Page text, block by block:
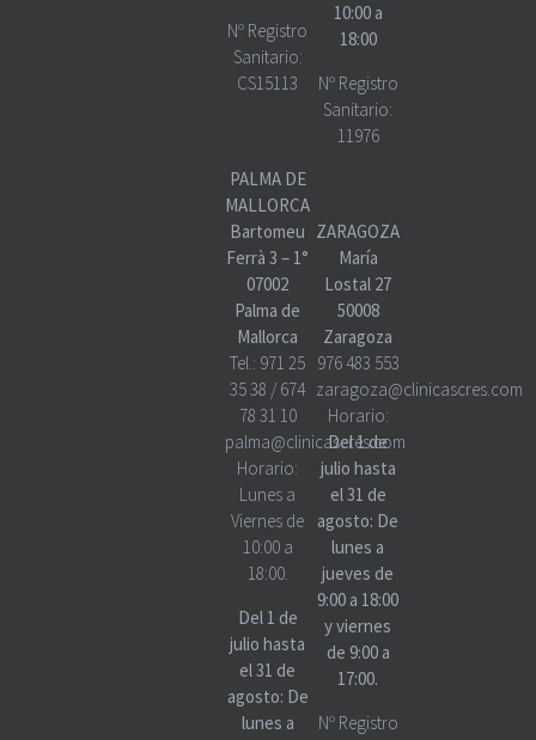
Nº Registro
Sanitario:
CS15113
PALMA DE
MALLORCA
Bartomeu
Ferrà 3 – 1°
07002
Palma de
Mallorca
Tel.: 971 25
35 38 / 674
78 31 10
palma@clinicascres.com
Horario:
Lunes a
Viernes de
10:00 a
18:00.
Del 1 de
julio hasta
el 31 de
agosto: De
lunes a
10:00 a
18:00
Nº Registro
Sanitario:
11976
ZARAGOZA
María
Lostal 27
50008
Zaragoza
976 483 553
zaragoza@clinicascres.com
Horario:
Del 1 de
julio hasta
el 31 de
agosto: De
lunes a
jueves de
9:00 a 18:00
y viernes
de 9:00 a
17:00.
Nº Registro